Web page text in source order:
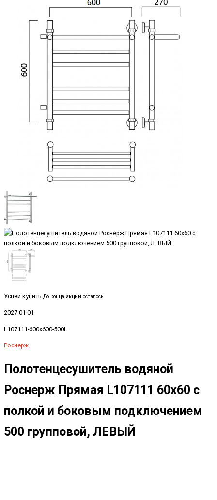
Успей купить До конца акции осталось
2027-01-01
L107111-600x600-500L
Роснерж
Полотенцесушитель водяной
Роснерж Прямая L107111 60x60 с
полкой и боковым подключением
500 групповой, ЛЕВЫЙ